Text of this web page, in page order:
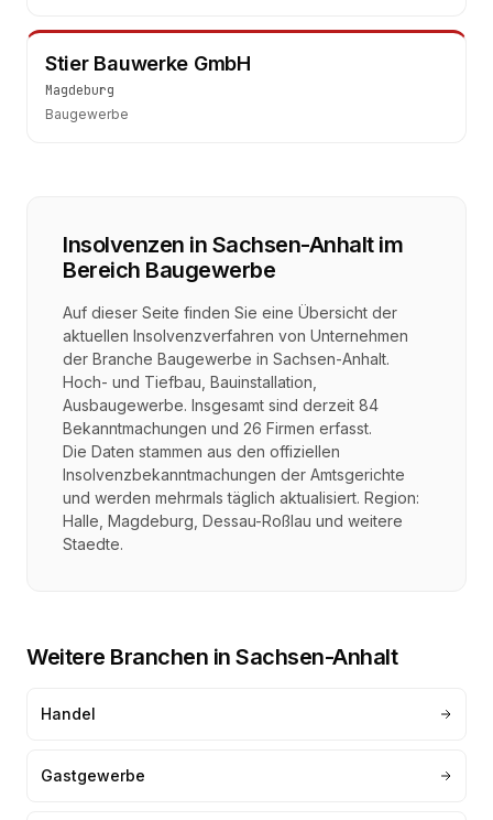
Stier Bauwerke GmbH
Magdeburg
Baugewerbe
Insolvenzen in Sachsen-Anhaltim
Bereich Baugewerbe
Auf dieser Seite finden Sie eine Übersicht der
aktuellen Insolvenzverfahren von Unternehmen
der Branche Baugewerbe in Sachsen-Anhalt.
Hoch- und Tiefbau, Bauinstallation,
Ausbaugewerbe. Insgesamt sind derzeit 84
Bekanntmachungen und 26 Firmen erfasst.
Die Daten stammen aus den offiziellen
Insolvenzbekanntmachungen der Amtsgerichte
und werden mehrmals täglich aktualisiert. Region:
Halle, Magdeburg, Dessau-Roßlau und weitere
Staedte.
Weitere Branchen in Sachsen-Anhalt
Handel
Gastgewerbe